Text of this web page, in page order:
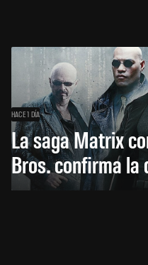
HACE 1 DÍA
La saga Matrix
Bros. confirma la